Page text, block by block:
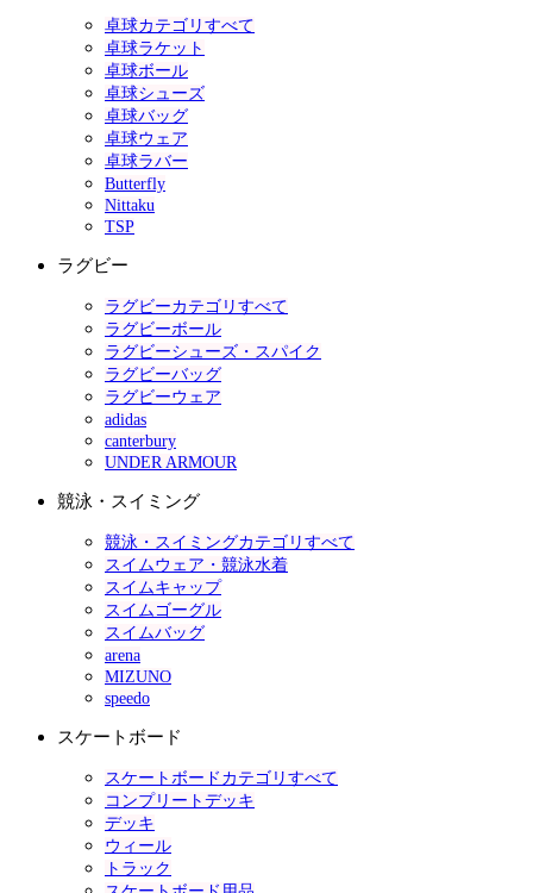
卓球カテゴリすべて
卓球ラケット
卓球ボール
卓球シューズ
卓球バッグ
卓球ウェア
卓球ラバー
Butterfly
Nittaku
TSP
ラグビー
ラグビーカテゴリすべて
ラグビーボール
ラグビーシューズ・スパイク
ラグビーバッグ
ラグビーウェア
adidas
canterbury
UNDER ARMOUR
競泳・スイミング
競泳・スイミングカテゴリすべて
スイムウェア・競泳水着
スイムキャップ
スイムゴーグル
スイムバッグ
arena
MIZUNO
speedo
スケートボード
スケートボードカテゴリすべて
コンプリートデッキ
デッキ
ウィール
トラック